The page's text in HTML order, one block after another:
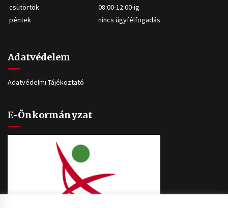
csütörtök
08:00-12:00-ig
péntek
nincs ügyfélfogadás
Adatvédelem
Adatvédelmi Tájékoztató
E-Önkormányzat